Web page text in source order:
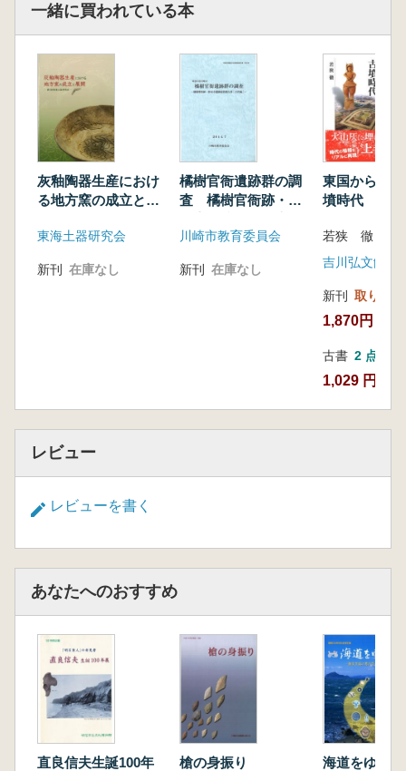
一緒に買われている本
灰釉陶器生産におけ
る地方窯の成立と展
東海土器研究会
新刊 在庫なし
橘樹官衙遺跡群の調
査 橘樹官衙跡・影
(古代編)
川崎市教育委員会
新刊 在庫なし
東国から読
墳時代
若狭 徹 著
吉川弘文館
新刊 取り寄せ
1,870円
古書 2 点
1,029 円~
レビュー
レビューを書く
あなたへのおすすめ
直良信夫生誕100年
槍の身振り
海道をゆく